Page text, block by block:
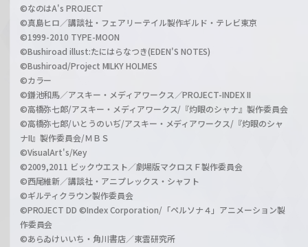
©なのはA's PROJECT
©真島ヒロ／講談社・フェアリーテイル製作ギルド・テレビ東京
©1999-2010 TYPE-MOON
©Bushiroad illust:たにはらなつき(EDEN'S NOTES)
©Bushiroad/Project MILKY HOLMES
©カラー
©鎌池和馬／アスキー・メディアワークス／PROJECT-INDEX II
©高橋弥七郎/アスキー・メディアワークス/『灼眼のシャナ』製作委員会
©高橋弥七郎/いとうのいぢ/アスキー・メディアワークス/『灼眼のシャ
ナII』製作委員会/ＭＢＳ
©VisualArt's/Key
©2009,2011 ビックウエスト／劇場版マクロスＦ製作委員会
©西尾維新／講談社・アニプレックス・シャフト
©ギルティクラウン製作委員会
©PROJECT DD ©Index Corporation/「ペルソナ４」アニメーション製
作委員会
©あらゐけいいち・角川書店／東雲研究所